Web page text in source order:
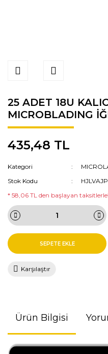
25 ADET 18U
MICROBLADING
435,48 TL
Kategori
Stok Kodu
* 58,06 TL den başlayan
SEPETE EKLE
Karşılaştır
Ürün Bilgisi